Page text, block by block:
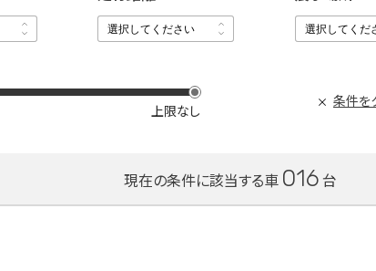
選択してください
選択してください 選択してくだ
選択してくだ
上限なし
条件を
現在の条件に該当する車 016 台